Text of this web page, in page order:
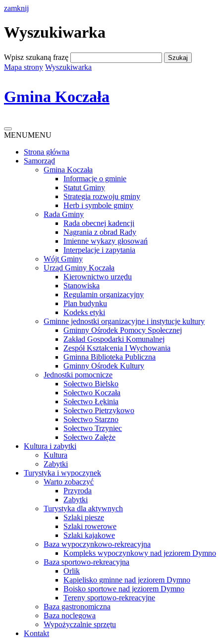
zamknij
Wyszukiwarka
Wpisz szukaną frazę
Mapa strony Wyszukiwarka
Gmina Koczała
MENUMENU
Strona główna
Samorząd
Gmina Koczała
Informacje o gminie
Statut Gminy
Strategia rozwoju gminy
Herb i symbole gminy
Rada Gminy
Rada obecnej kadencji
Nagrania z obrad Rady
Imienne wykazy głosowań
Interpelacje i zapytania
Wójt Gminy
Urząd Gminy Koczała
Kierownictwo urzędu
Stanowiska
Regulamin organizacyjny
Plan budynku
Kodeks etyki
Gminne jednostki organizacyjne i instytucje kultury
Gminny Ośrodek Pomocy Społecznej
Zakład Gospodarki Komunalnej
Zespół Kształcenia I Wychowania
Gminna Biblioteka Publiczna
Gminny Ośrodek Kultury
Jednostki pomocnicze
Sołectwo Bielsko
Sołectwo Koczała
Sołectwo Łękinia
Sołectwo Pietrzykowo
Sołectwo Starzno
Sołectwo Trzyniec
Sołectwo Załęże
Kultura i zabytki
Kultura
Zabytki
Turystyka i wypoczynek
Warto zobaczyć
Przyroda
Zabytki
Turystyka dla aktywnych
Szlaki piesze
Szlaki rowerowe
Szlaki kajakowe
Baza wypoczynkowo-rekreacyjna
Kompleks wypoczynkowy nad jeziorem Dymno
Baza sportowo-rekreacyjna
Orlik
Kąpielisko gminne nad jeziorem Dymno
Boisko sportowe nad jeziorem Dymno
Tereny sportowo-rekreacyjne
Baza gastronomiczna
Baza noclegowa
Wypożyczalnie sprzętu
Kontakt